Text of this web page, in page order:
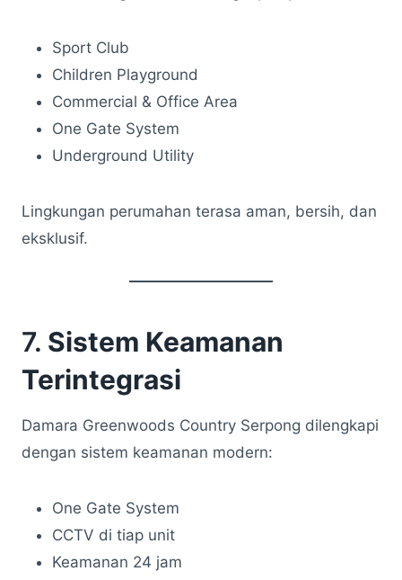
Sport Club
Children Playground
Commercial & Office Area
One Gate System
Underground Utility
Lingkungan perumahan terasa aman, bersih, dan
eksklusif.
7. Sistem Keamanan
Terintegrasi
Damara Greenwoods Country Serpong dilengkapi
dengan sistem keamanan modern:
One Gate System
CCTV di tiap unit
Keamanan 24 jam